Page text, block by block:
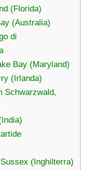
(Florida)
(Australia)
di
Bay (Maryland)
(Irlanda)
Schwarzwald,
(Inghilterra)